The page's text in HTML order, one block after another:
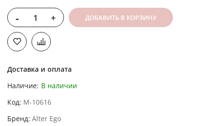
- + ДОБАВИТЬ В КОРЗИНУ
Доставка и оплата
Наличие: В наличии
Код M-10616
Бренд Alter Ego